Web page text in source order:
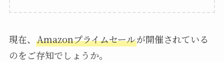
現在、 Amazonプライムセールが開催されている
のをご存知でしょうか。